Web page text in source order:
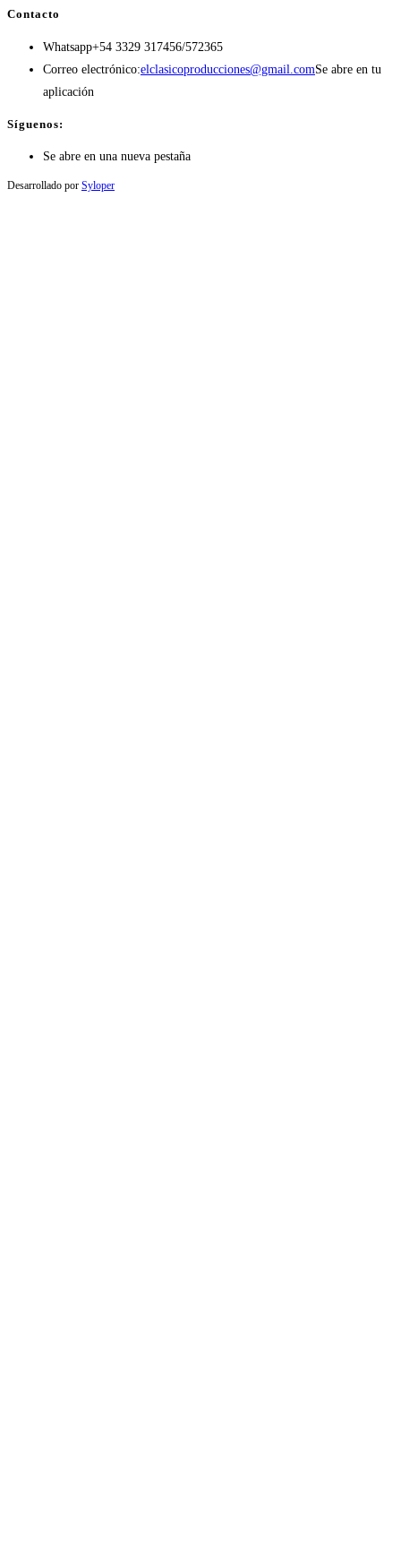
Contacto
Whatsapp+54 3329 317456/572365
Correo electrónico:elclasicoproducciones@gmail.comSe abre en tu
aplicación
Síguenos:
Se abre en una nueva pestaña
Desarrollado por Syloper